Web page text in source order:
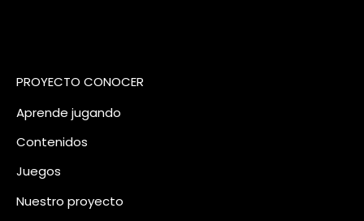
PROYECTO CONOCER
Aprende jugando
Contenidos
Juegos
Nuestro proyecto